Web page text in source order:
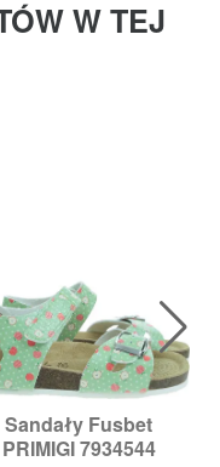
W TEJ
Sandały Fusbet
PRIMIGI 7934544